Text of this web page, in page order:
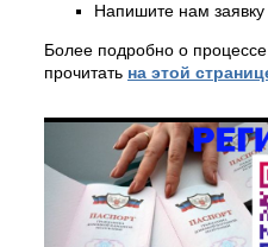
Напишите нам
Более подробно о
прочитать на этой